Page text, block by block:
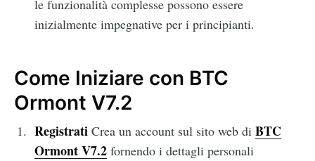
le funzionalità complesse possono essere
inizialmente impegnative per i principianti.
Come Iniziare con BTC
Ormont V7.2
RegistratiCrea un account sul sito web di BTC
Ormont V7.2fornendo i dettagli personali